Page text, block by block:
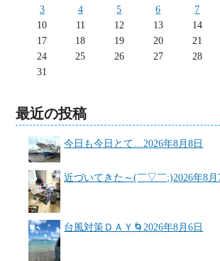
3
4 5 6 7
10
11 12 13 14
17
18 19 20 21
24
25 26 27 28
31
最近の投稿
今日も今日とて… 2026年8月8日
近づいてきた～(￣▽￣;)2026年8月
台風対策ＤＡＹ🌀 2026年8月6日